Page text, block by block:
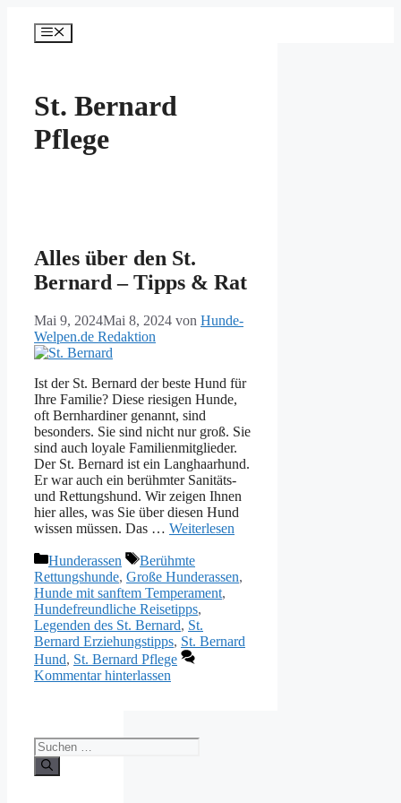
Inhalt
springen
Menü
St. Bernard
Pflege
Alles über den St.
Bernard – Tipps & Rat
Mai 9, 2024Mai 8, 2024 von Hunde-
Welpen.de Redaktion
Ist der St. Bernard der beste Hund für
Ihre Familie? Diese riesigen Hunde,
oft Bernhardiner genannt, sind
besonders. Sie sind nicht nur groß. Sie
sind auch loyale Familienmitglieder.
Der St. Bernard ist ein Langhaarhund.
Er war auch ein berühmter Sanitäts-
und Rettungshund. Wir zeigen Ihnen
hier alles, was Sie über diesen Hund
wissen müssen. Das … Weiterlesen
Kategorien
Hunderassen Schlagwörter
Berühmte
Rettungshunde, Große Hunderassen,
Hunde mit sanftem Temperament,
Hundefreundliche Reisetipps,
Legenden des St. Bernard, St.
Bernard Erziehungstipps, St. Bernard
Hund, St. Bernard Pflege
Kommentar hinterlassen
Suchen
nach: